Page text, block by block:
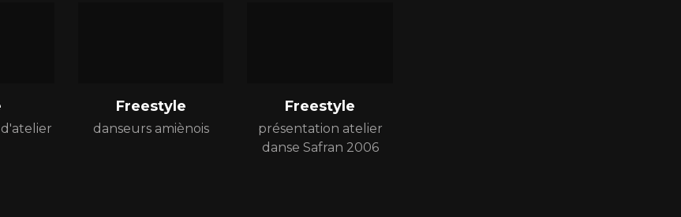
Freestyle
danseurs amiènois
Freestyle
présentation atelier
danse Safran 2006